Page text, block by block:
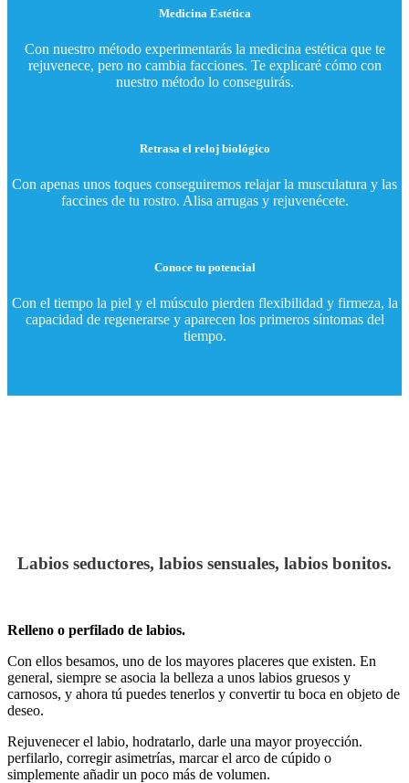
Medicina Estética
Con nuestro método experimentarás la medicina estética que te
rejuvenece, pero no cambia facciones. Te explicaré cómo con
nuestro método lo conseguirás.
Retrasa el reloj biológico
Con apenas unos toques conseguiremos relajar la musculatura y las
faccines de tu rostro. Alisa arrugas y rejuvenécete.
Conoce tu potencial
Con el tiempo la piel y el músculo pierden flexibilidad y firmeza, la
capacidad de regenerarse y aparecen los primeros síntomas del
tiempo.
Labios seductores, labios sensuales, labios bonitos.
Relleno o perfilado de labios.
Con ellos besamos, uno de los mayores placeres que existen. En
general, siempre se asocia la belleza a unos labios gruesos y
carnosos, y ahora tú puedes tenerlos y convertir tu boca en objeto de
deseo.
Rejuvenecer el labio, hodratarlo, darle una mayor proyección.
perfilarlo, corregir asimetrías, marcar el arco de cúpido o
simplemente añadir un poco más de volumen.